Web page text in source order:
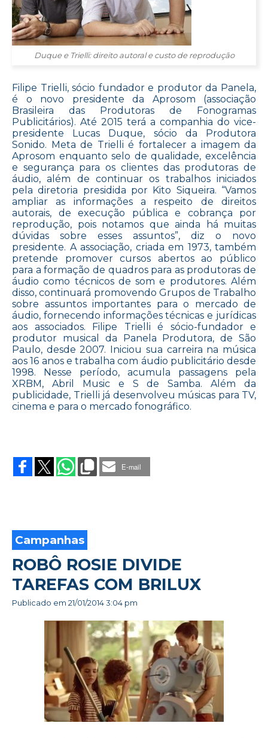
Duque e Trielli: direito autoral e custo de reprodução
Filipe Trielli, sócio fundador e produtor da Panela,
é o novo presidente da Aprosom (associação
Brasileira das Produtoras de Fonogramas
Publicitários). Até 2015 terá a companhia do vice-
presidente Lucas Duque, sócio da Produtora
Sonido. Meta de Trielli é fortalecer a imagem da
Aprosom enquanto selo de qualidade, excelência
e segurança para os clientes das produtoras de
áudio, além de continuar os trabalhos iniciados
pela diretoria presidida por Kito Siqueira. “Vamos
ampliar as informações a respeito de direitos
autorais, de execução pública e cobrança por
reprodução, pois notamos que ainda há muitas
dúvidas sobre esses assuntos”, diz o novo
presidente. A associação, criada em 1973, também
pretende promover cursos abertos ao público
para a formação de quadros para as produtoras de
áudio como técnicos de som e produtores. Além
disso, continuará promovendo Grupos de Trabalho
sobre assuntos importantes para o mercado de
áudio, fornecendo informações técnicas e jurídicas
aos associados. Filipe Trielli é sócio-fundador e
produtor musical da Panela Produtora, de São
Paulo, desde 2007. Iniciou sua carreira na música
aos 16 anos e trabalha com áudio publicitário desde
1998. Nesse período, acumula passagens pela
XRBM, Abril Music e S de Samba. Além da
publicidade, Trielli já desenvolveu músicas para TV,
cinema e para o mercado fonográfico.
APRESENTA
NOVA
E-mail
Campanhas
ROBÔ ROSIE DIVIDE
TAREFAS COM BRILUX
Publicado em 21/01/2014 3:04 pm